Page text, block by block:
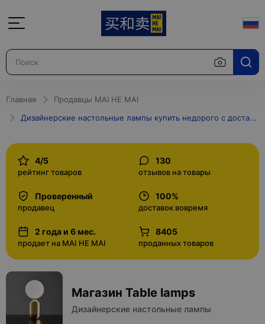
Главная
Продавцы MAI HE MAI
Дизайнерские настольные лампы купить недорого с доставкой в Москве и по России интернет-магазин
4/5
рейтинг товаров
130
отзывов на товары
Проверенный
продавец
100%
доставок вовремя
2 года и 6 мес.
продает на MAI HE MAI
8405
проданных товаров
Магазин Table lamps
Дизайнерские настольные лампы